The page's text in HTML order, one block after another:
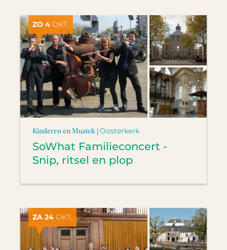
ZO 4 OKT.
Kinderen en Muziek |Oosterkerk
SoWhat Familieconcert -
Snip, ritsel en plop
ZA 24 OKT.